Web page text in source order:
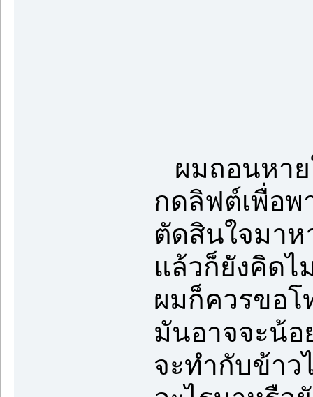
ผมถอนหาย
กดลิฟต์เพื่อพ
ตัดสินใจมาห
แล้วก็ยังคิดไ
ผมก็ควรขอโ
มันอาจจะน้อ
จะทำกับข้าว